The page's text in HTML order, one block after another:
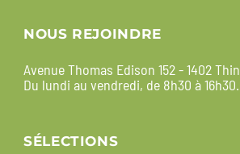
NOUS REJOINDRE
Avenue Thomas Edison 152 - 1402
Du lundi au vendredi, de 8h30 à 16h30.
SÉLECTIONS